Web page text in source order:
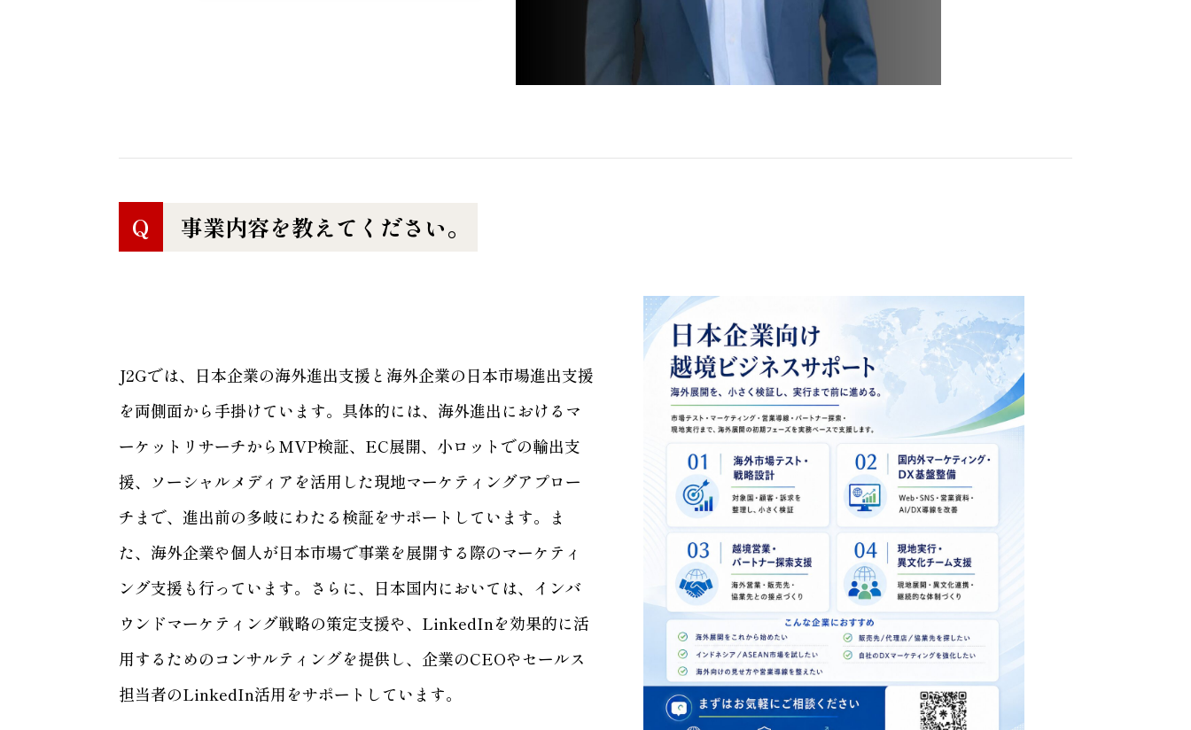
Q 事業内容を教えてください。
J2Gでは、日本企業の海外進出支援と海外企業の日本市場進出支援
を両側面から手掛けています。具体的には、海外進出におけるマ
ーケットリサーチからMVP検証、EC展開、小ロットでの輸出支
援、ソーシャルメディアを活用した現地マーケティングアプロー
チまで、進出前の多岐にわたる検証をサポートしています。ま
た、海外企業や個人が日本市場で事業を展開する際のマーケティ
ング支援も行っています。さらに、日本国内においては、インバ
ウンドマーケティング戦略の策定支援や、LinkedInを効果的に活
用するためのコンサルティングを提供し、企業のCEOやセールス
担当者のLinkedIn活用をサポートしています。